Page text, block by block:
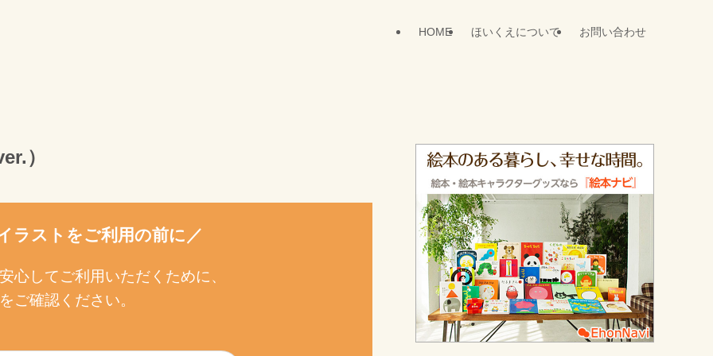
HOME ほいくえについて お問い合わせ
）
ストをご利用の前に／
心してご利用いただくために、
ご確認ください。